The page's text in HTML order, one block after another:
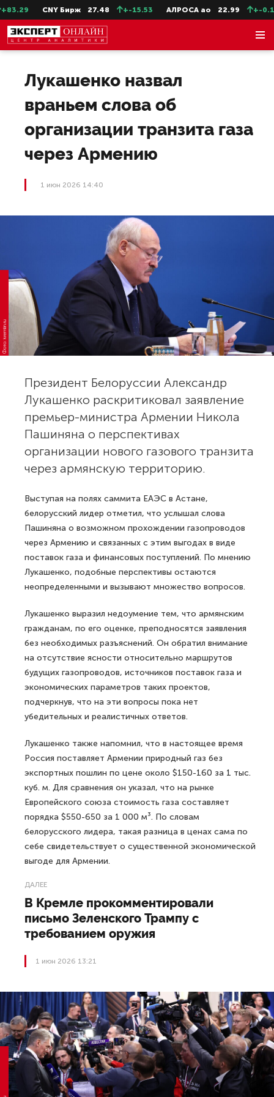
CNY Бирж 27.48 +-15.53 АЛРОСА ао 22.99 +-0.11
Лукашенко назвал
враньем слова об
организации транзита газа
через Армению
1 июн 2026 14:40
Фото: kremlin.ru
Президент Белоруссии Александр
Лукашенко раскритиковал заявление
премьер-министра Армении Никола
Пашиняна о перспективах
организации нового газового транзита
через армянскую территорию.
Выступая на полях саммита ЕАЭС в Астане,
белорусский лидер отметил, что услышал слова
Пашиняна о возможном прохождении газопроводов
через Армению и связанных с этим выгодах в виде
поставок газа и финансовых поступлений. По мнению
Лукашенко, подобные перспективы остаются
неопределенными и вызывают множество вопросов.
Лукашенко выразил недоумение тем, что армянским
гражданам, по его оценке, преподносятся заявления
без необходимых разъяснений. Он обратил внимание
на отсутствие ясности относительно маршрутов
будущих газопроводов, источников поставок газа и
экономических параметров таких проектов,
подчеркнув, что на эти вопросы пока нет
убедительных и реалистичных ответов.
Лукашенко также напомнил, что в настоящее время
Россия поставляет Армении природный газ без
экспортных пошлин по цене около $150-160 за 1 тыс.
куб. м. Для сравнения он указал, что на рынке
Европейского союза стоимость газа составляет
порядка $550-650 за 1 000 м³. По словам
белорусского лидера, такая разница в ценах сама по
себе свидетельствует о существенной экономической
выгоде для Армении.
ДАЛЕЕ
В Кремле прокомментировали
письмо Зеленского Трампу с
требованием оружия
1 июн 2026 13:21